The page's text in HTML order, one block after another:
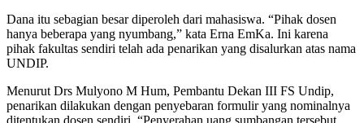
Dana itu sebagian besar diperoleh dari mahasiswa. “Pihak dosen
hanya beberapa yang nyumbang,” kata Erna EmKa. Ini karena
pihak fakultas sendiri telah ada penarikan yang disalurkan atas nama
UNDIP.
Menurut Drs Mulyono M Hum, Pembantu Dekan III FS Undip,
penarikan dilakukan dengan penyebaran formulir yang nominalnya